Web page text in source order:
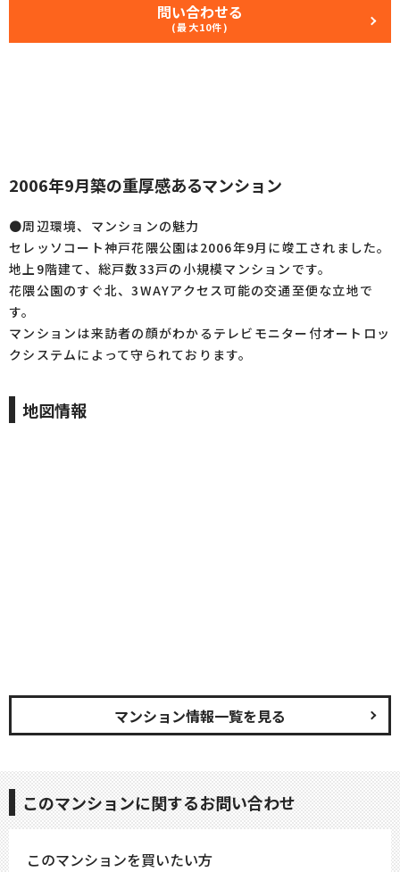
問い合わせる
(最大10件)
2006年9月築の重厚感あるマンション
●周辺環境、マンションの魅力
セレッソコート神戸花隈公園は2006年9月に竣工されました。
地上9階建て、総戸数33戸の小規模マンションです。
花隈公園のすぐ北、3WAYアクセス可能の交通至便な立地で
す。
マンションは来訪者の顔がわかるテレビモニター付オートロッ
クシステムによって守られております。
地図情報
マンション情報一覧を見る
このマンションに関するお問い合わせ
このマンションを買いたい方